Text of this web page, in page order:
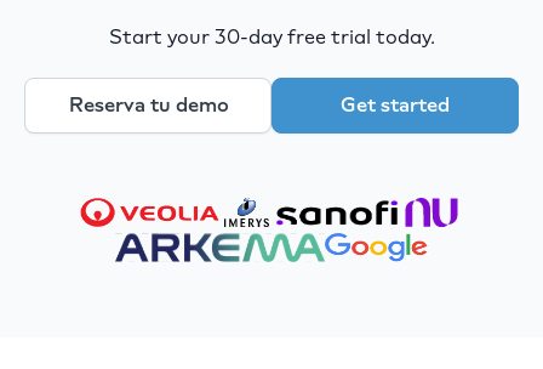
Start your 30-day free trial today.
Reserva tu demo Get started